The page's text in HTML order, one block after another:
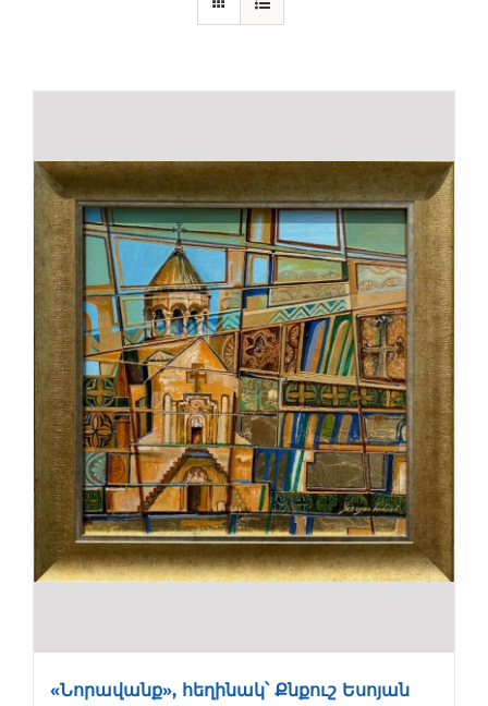
«Նորավանք», հեղինակ՝ Քնքուշ Եսոյան